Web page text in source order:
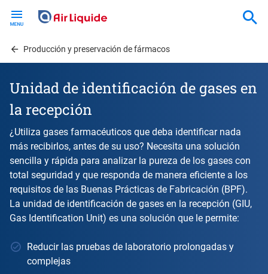
contentProducción y preservación de fármacos
Unidad de identificación de gases en
la recepción
¿Utiliza gases farmacéuticos que deba identificar nada
más recibirlos, antes de su uso? Necesita una solución
sencilla y rápida para analizar la pureza de los gases con
total seguridad y que responda de manera eficiente a los
requisitos de las Buenas Prácticas de Fabricación (BPF).
La unidad de identificación de gases en la recepción (GIU,
Gas Identification Unit) es una solución que le permite:
Reducir las pruebas de laboratorio prolongadas y
complejas